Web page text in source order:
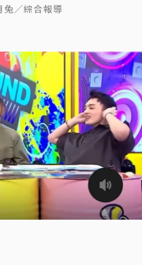
兔／綜合報導